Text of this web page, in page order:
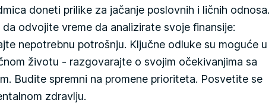
doneti prilike za jačanje poslovnih i ličnih odnosa.
da odvojite vreme da analizirate svoje finansije:
nepotrebnu potrošnju. Ključne odluke su moguće u
životu - razgovarajte o svojim očekivanjima sa
Budite spremni na promene prioriteta. Posvetite se
zdravlju.